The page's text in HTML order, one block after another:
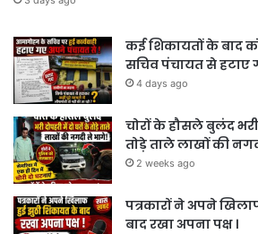
कई शिकायतों के बाद
सचिव पंचायत से हटाए
4 days ago
चोरों के हौसले बुलंद
तोड़े ताले लाखों की
2 weeks ago
पत्रकारों ने अपने
बाद रखा अपना पक्ष ।